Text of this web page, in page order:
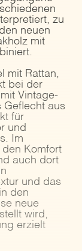
zu
neuen
mit
mit Rattan,
bei der
Vintage-
Geflecht aus
für
und
Im
Komfort
auch dort
und das
den
neue
wird,
erzielt